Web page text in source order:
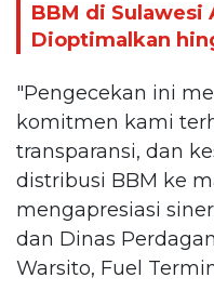
BBM di Sulawesi
Dioptimalkan
"Pengecekan ini
komitmen kami
transparansi, dan
distribusi BBM ke
mengapresiasi
dan Dinas
Warsito, Fuel